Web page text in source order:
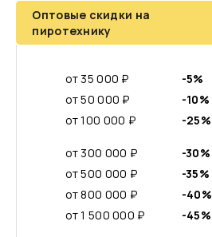
Оптовые скидки на
пиротехнику
от 35 000 ₽
-5%
от 50 000 ₽
-10%
от 100 000 ₽
-25%
от 300 000 ₽
-30%
от 500 000 ₽
-35%
от 800 000 ₽
-40%
от 1 500 000 ₽
-45%